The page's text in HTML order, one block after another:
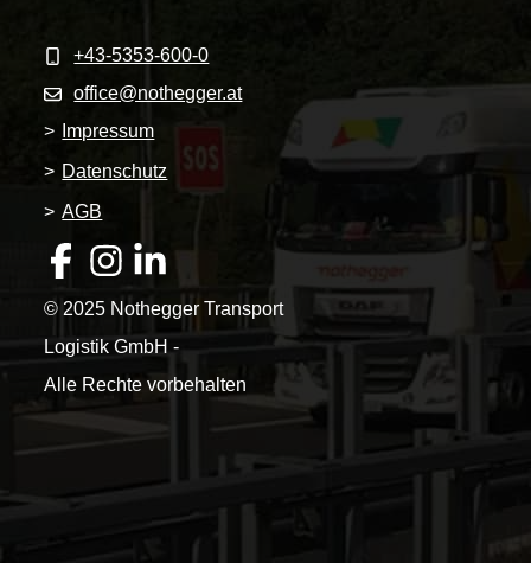
+43-5353-600-0
office@nothegger.at
>
Impressum
> Datenschutz
> AGB
© 2025 Nothegger Transport
Logistik GmbH -
Alle Rechte vorbehalten